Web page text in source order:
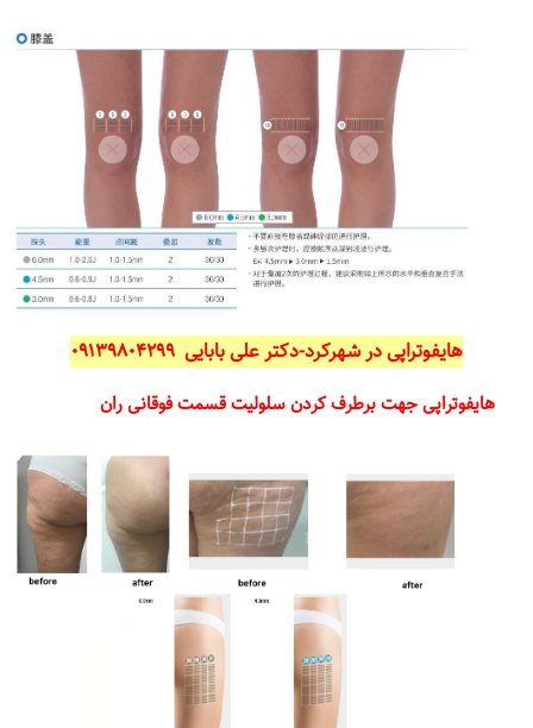
هایفوتراپی در شهرکرد-دکتر علی بابایی ۰۹۱۳۹۸۰۴۲۹۹
هایفوتراپی جهت برطرف کردن سلولیت قسمت فوقانی ران